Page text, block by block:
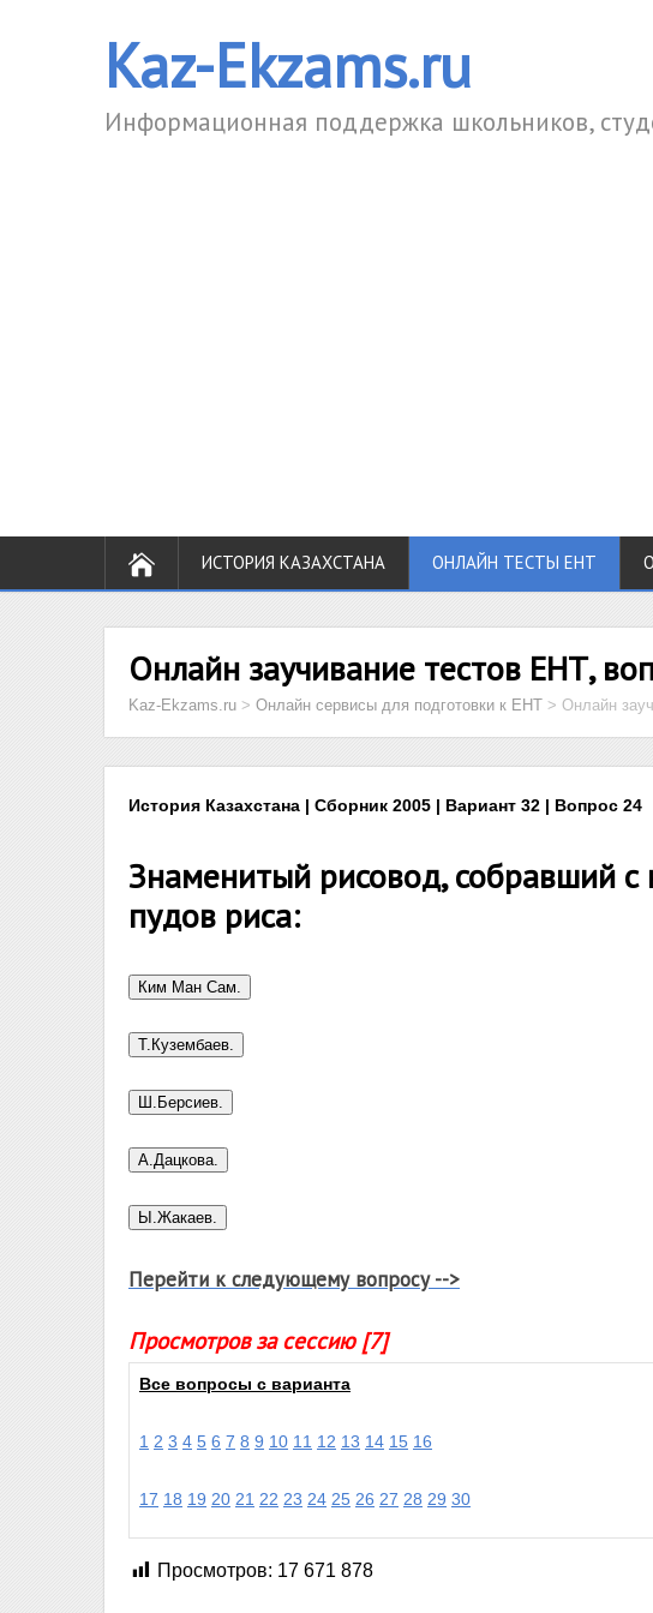
Kaz-Ekzams.ru
Информационная поддержка школьников,
ИСТОРИЯ КАЗАХСТАНА ОНЛАЙН ТЕСТЫ ЕНТ
Онлайн заучивание тестов ЕНТ,
Kaz-Ekzams.ru > Онлайн сервисы для подготовки к ЕНТ > Онлайн
История Казахстана | Сборник 2005 | Вариант 32 | Вопрос 24
Знаменитый рисовод, собравший с
пудов риса:
Перейти к следующему вопросу -->
Просмотров за сессию [7]
Все вопросы с варианта
1 2 3 4 5 6 7 8 9 10 11 12 13 14 15 16
17 18 19 20 21 22 23 24 25 26 27 28 29 30
Просмотров: 17 671 878